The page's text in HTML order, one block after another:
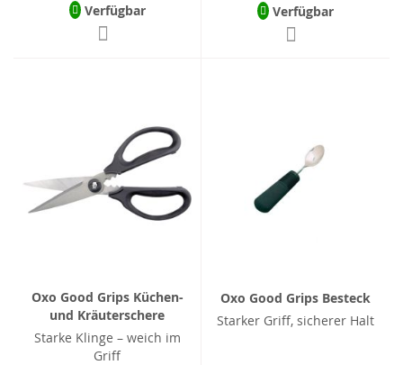
Verfügbar Verfügbar
Oxo Good Grips Küchen-
und Kräuterschere
Starke Klinge – weich im
Griff
Oxo Good Grips Besteck
Starker Griff, sicherer Halt